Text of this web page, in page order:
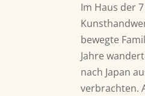
Im Haus der
bewegte
Jahre
nach Japan
verbrachten.